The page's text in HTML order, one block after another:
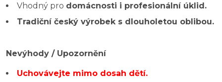
Vhodný pro domácnosti i profesionální úklid.
Tradiční český výrobek s dlouholetou oblibou.
Nevýhody / Upozornění
Uchovávejte mimo dosah dětí.